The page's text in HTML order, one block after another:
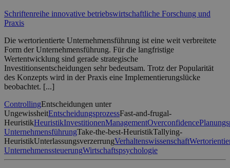
Schriftenreihe innovative betriebswirtschaftliche Forschung und
Praxis
Die wertorientierte Unternehmensführung ist eine weit verbreitete
Form der Unternehmensführung. Für die langfristige
Wertentwicklung sind gerade strategische
Investitionsentscheidungen sehr bedeutsam. Trotz der Popularität
des Konzepts wird in der Praxis eine Implementierungslücke
beobachtet. [...]
ControllingEntscheidungen unter
UngewissheitEntscheidungsprozessFast-and-frugal-
HeuristikHeuristikInvestitionenManagementOverconfidence
UnternehmensführungTake-the-best-HeuristikTallying-
HeuristikUnterlassungsverzerrungVerhaltenswissenschaft
UnternehmenssteuerungWirtschaftspsychologie